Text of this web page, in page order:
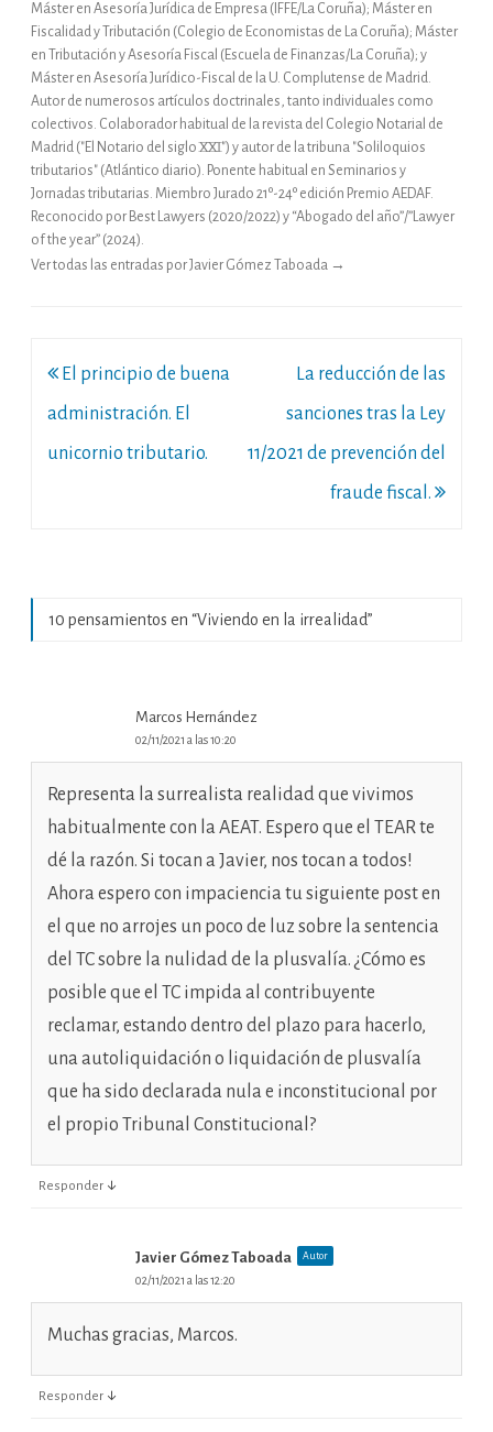
Máster en Asesoría Jurídica de Empresa (IFFE/La Coruña); Máster en
Fiscalidad y Tributación (Colegio de Economistas de La Coruña); Máster
en Tributación y Asesoría Fiscal (Escuela de Finanzas/La Coruña); y
Máster en Asesoría Jurídico-Fiscal de la U. Complutense de Madrid.
Autor de numerosos artículos doctrinales, tanto individuales como
colectivos. Colaborador habitual de la revista del Colegio Notarial de
Madrid ("El Notario del siglo XXI") y autor de la tribuna "Soliloquios
tributarios" (Atlántico diario). Ponente habitual en Seminarios y
Jornadas tributarias. Miembro Jurado 21º-24º edición Premio AEDAF.
Reconocido por Best Lawyers (2020/2022) y “Abogado del año”/”Lawyer
of the year” (2024).
Ver todas las entradas por Javier Gómez Taboada →
Navegación
de
entradas
El principio de buena
administración. El
unicornio tributario.
La reducción de las
sanciones tras la Ley
11/2021 de prevención del
fraude fiscal.
10 pensamientos en “Viviendo en la irrealidad”
Marcos Hernández
02/11/2021 a las 10:20
Representa la surrealista realidad que vivimos
habitualmente con la AEAT. Espero que el TEAR te
dé la razón. Si tocan a Javier, nos tocan a todos!
Ahora espero con impaciencia tu siguiente post en
el que no arrojes un poco de luz sobre la sentencia
del TC sobre la nulidad de la plusvalía. ¿Cómo es
posible que el TC impida al contribuyente
reclamar, estando dentro del plazo para hacerlo,
una autoliquidación o liquidación de plusvalía
que ha sido declarada nula e inconstitucional por
el propio Tribunal Constitucional?
Responder ↓
Javier Gómez Taboada Autor
02/11/2021 a las 12:20
Muchas gracias, Marcos.
Responder ↓